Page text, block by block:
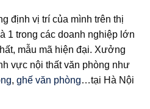
định vị trí của mình trên thị
1 trong các doanh nghiệp lớn
mẫu mã hiện đại. Xưởng
vực nội thất văn phòng như
, ghế văn phòng…tại Hà Nội